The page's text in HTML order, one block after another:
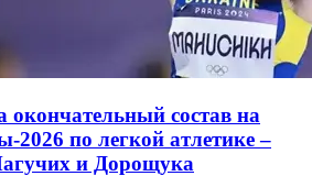
окончательный состав на
2026 по легкой атлетике –
и Дорощука